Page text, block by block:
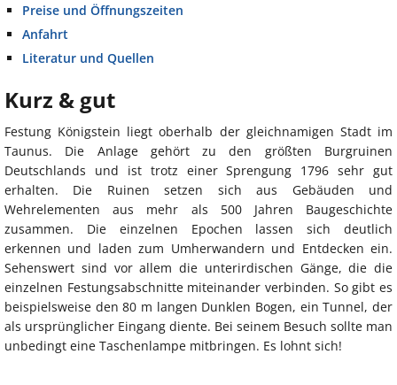
Preise und Öffnungszeiten
Anfahrt
Literatur und Quellen
Kurz & gut
Festung Königstein liegt oberhalb der gleichnamigen Stadt im
Taunus. Die Anlage gehört zu den größten Burgruinen
Deutschlands und ist trotz einer Sprengung 1796 sehr gut
erhalten. Die Ruinen setzen sich aus Gebäuden und
Wehrelementen aus mehr als 500 Jahren Baugeschichte
zusammen. Die einzelnen Epochen lassen sich deutlich
erkennen und laden zum Umherwandern und Entdecken ein.
Sehenswert sind vor allem die unterirdischen Gänge, die die
einzelnen Festungsabschnitte miteinander verbinden. So gibt es
beispielsweise den 80 m langen Dunklen Bogen, ein Tunnel, der
als ursprünglicher Eingang diente. Bei seinem Besuch sollte man
unbedingt eine Taschenlampe mitbringen. Es lohnt sich!